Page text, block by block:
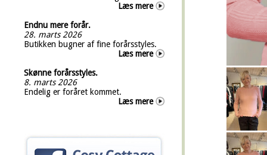
Læs mere
Endnu mere forår.
28. marts 2026
Butikken bugner af fine forårsstyles.
Læs mere
Skønne forårsstyles.
8. marts 2026
Endelig er foråret kommet.
Læs mere